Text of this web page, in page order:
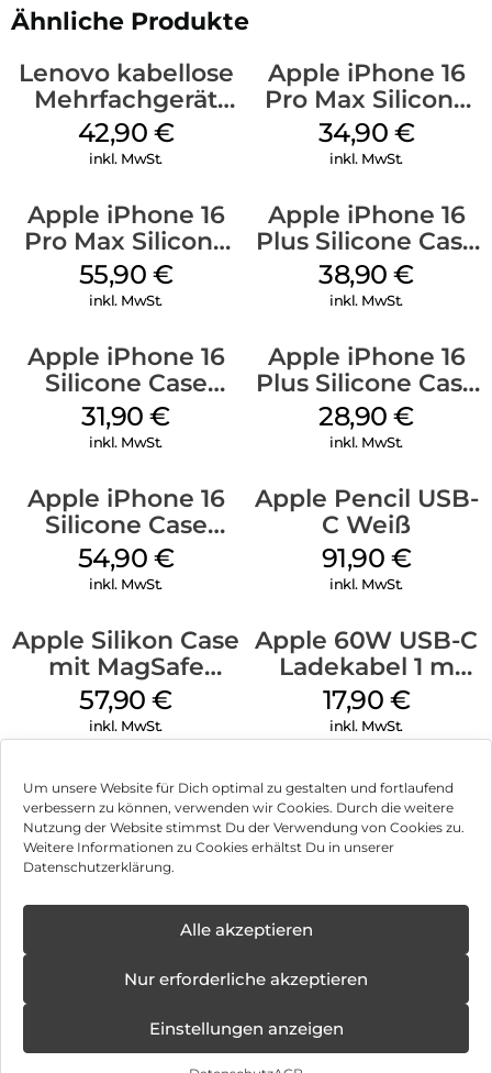
Um unsere Website für Dich optimal zu gestalten und fortlaufend
verbessern zu können, verwenden wir Cookies. Durch die weitere
Nutzung der Website stimmst Du der Verwendung von Cookies zu.
Weitere Informationen zu Cookies erhältst Du in unserer
Datenschutzerklärung.
Alle akzeptieren
Nur erforderliche akzeptieren
Einstellungen anzeigen
Ähnliche Produkte
Lenovo kabellose
Mehrfachgerät
Luna Grey
42,90 €
inkl. MwSt.
Apple iPhone 16
Pro Max Silicone
Case MagSafe
Denim
34,90 €
inkl. MwSt.
Apple iPhone 16
Pro Max Silicone
Case MagSafe
Stone Gray
55,90 €
inkl. MwSt.
Apple iPhone 16
Plus Silicone Case
MagSafe Denim
38,90€
inkl. MwSt.
Apple iPhone 16
Silicone Case
MagSafe Fuchsia
31,90€
inkl. MwSt.
Apple iPhone 16
Plus Silicone Case
MagSafe Black
28,90€
inkl. MwSt.
Apple iPhone 16
Silicone Case
MagSafe Black
54,90 €
inkl. MwSt.
Apple Pencil USB-
C Weiß
91,90 €
inkl. MwSt.
Apple Silikon Case
mit MagSafe
iPhone 14 Pro
(PRODUCT)RED
57,90€
inkl. MwSt.
Apple 60W USB-C
Ladekabel 1 m
Weiß
17,90 €
inkl. MwSt.
Impressum
Hinweis zur Batterieentsorgung
Newsletter